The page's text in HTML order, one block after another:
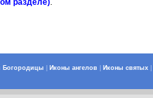
разделе).
Богородицы Иконы ангелов Иконы святых